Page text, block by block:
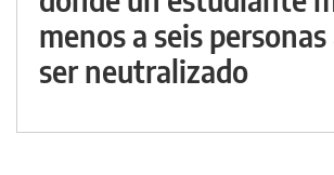
menos a seis
ser neutralizado